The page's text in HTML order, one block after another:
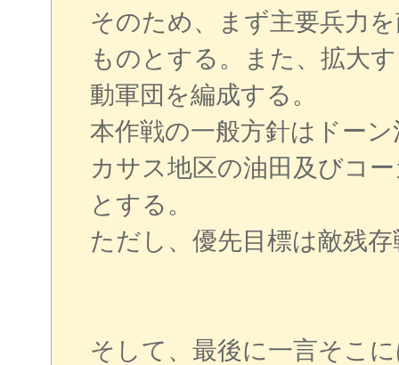
そのため、まず主要兵力
ものとする。また、拡大
動軍団を編成する。
本作戦の一般方針はドー
カサス地区の油田及びコ
とする。
ただし、優先目標は敵残
そして、最後に一言そこ